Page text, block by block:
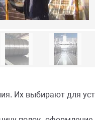
Их выбирают для